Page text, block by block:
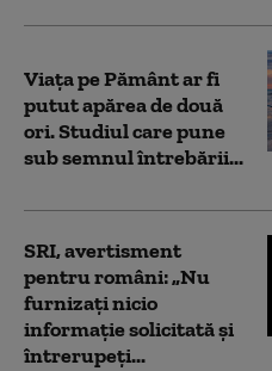
Viața pe Pământ ar fi
putut apărea de două
ori. Studiul care pune
sub semnul întrebării...
SRI, avertisment
pentru români: „Nu
furnizați nicio
informație solicitată și
întrerupeți...